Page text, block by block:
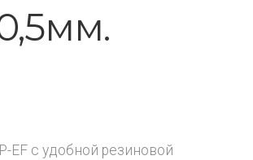
EF с удобной резиновой